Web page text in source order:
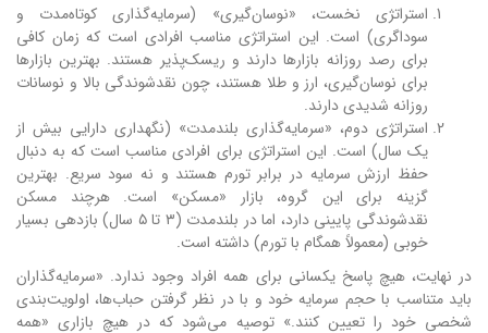
استراتژی نخست، «نوسان‌گیری» (سرمایه‌گذاری کوتاه‌مدت و
سوداگری) است. این استراتژی مناسب افرادی است که زمان کافی
برای رصد روزانه بازارها دارند و ریسک‌پذیر هستند. بهترین بازارها
برای نوسان‌گیری، ارز و طلا هستند، چون نقدشوندگی بالا و نوسانات
روزانه شدیدی دارند.
استراتژی دوم، «سرمایه‌گذاری بلندمدت» (نگهداری دارایی بیش از
یک سال) است. این استراتژی برای افرادی مناسب است که به دنبال
حفظ ارزش سرمایه در برابر تورم هستند و نه سود سریع. بهترین
گزینه برای این گروه، بازار «مسکن» است. هرچند مسکن
نقدشوندگی پایینی دارد، اما در بلندمدت (۳ تا ۵ سال) بازدهی بسیار
خوبی (معمولاً همگام با تورم) داشته است.
در نهایت، هیچ پاسخ یکسانی برای همه افراد وجود ندارد. «سرمایه‌گذاران
باید متناسب با حجم سرمایه خود و با در نظر گرفتن حباب‌ها، اولویت‌بندی
شخصی خود را تعیین کنند.» توصیه می‌شود که در هیچ بازاری «همه